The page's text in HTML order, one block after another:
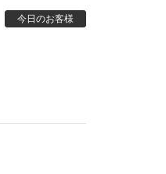
今日のお客様